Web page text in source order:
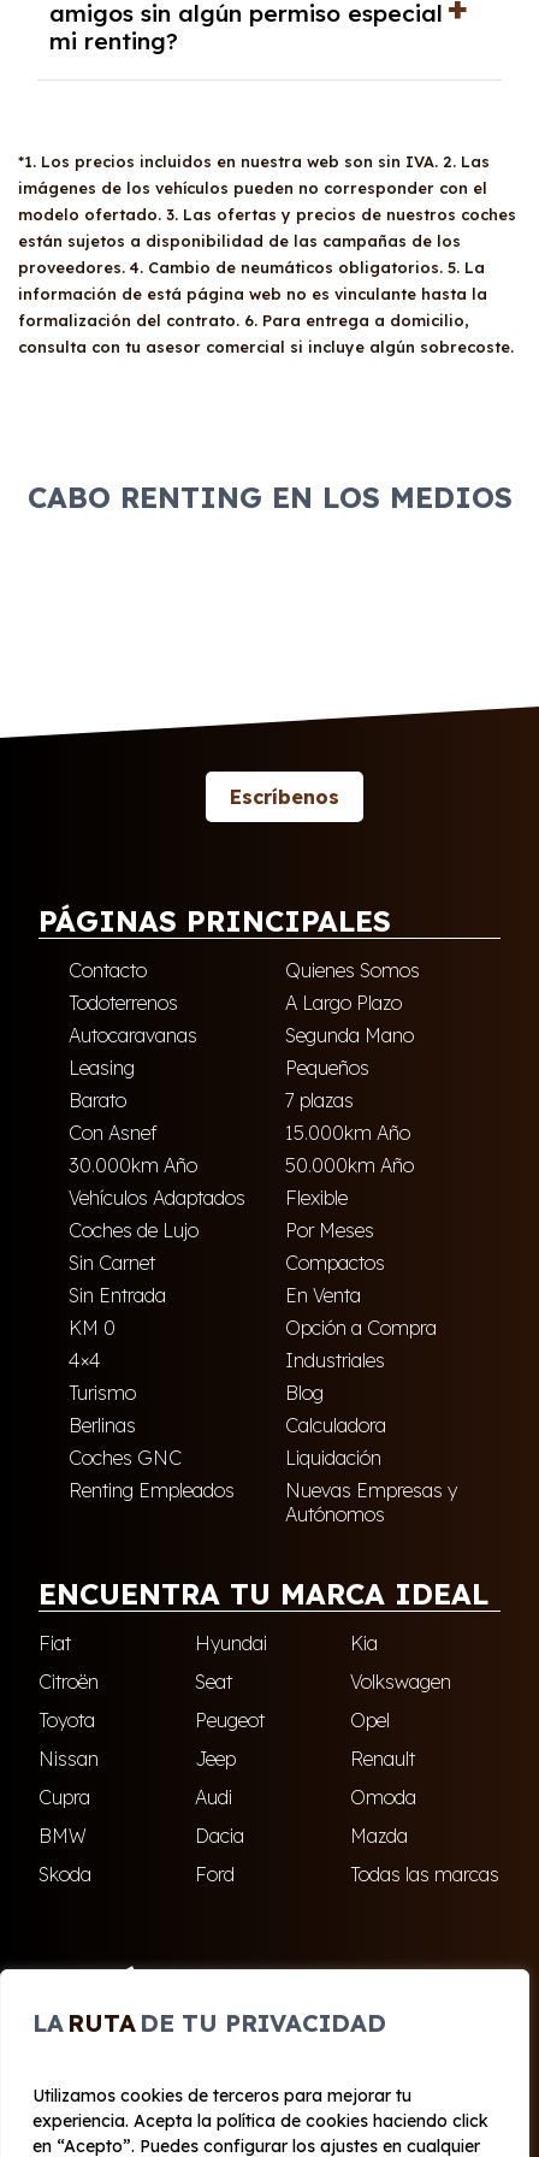
LA RUTA DE TU PRIVACIDAD
Utilizamos cookies de terceros para mejorar tu
experiencia. Acepta la política de cookies haciendo click
en “Acepto”. Puedes configurar los ajustes en cualquier
reembolsará la diferencia correspondiente.
que la empresa tenga al menos un año de
antigüedad o un aval solvente, además de
que el vehículo esté afecto a la actividad
económica de la empresa.
amigos sin algún permiso especial
mi renting?
carné de conducir válido. No hay restricciones
específicas sobre quién puede utilizar el
vehículo, aunque es recomendable revisar las
condiciones del contrato para evitar
sorpresas.
*1. Los precios incluidos en nuestra web son sin IVA. 2. Las
imágenes de los vehículos pueden no corresponder con el
modelo ofertado. 3. Las ofertas y precios de nuestros coches
están sujetos a disponibilidad de las campañas de los
proveedores. 4. Cambio de neumáticos obligatorios. 5. La
información de está página web no es vinculante hasta la
formalización del contrato. 6. Para entrega a domicilio,
consulta con tu asesor comercial si incluye algún sobrecoste.
CABO RENTING EN LOS MEDIOS
Escríbenos
PÁGINAS PRINCIPALES
Contacto
Quienes Somos
Todoterrenos
A Largo Plazo
Autocaravanas
Segunda Mano
Leasing
Pequeños
Barato
7 plazas
Con Asnef
15.000km Año
30.000km Año
50.000km Año
Vehículos Adaptados
Flexible
Coches de Lujo
Por Meses
Sin Carnet
Compactos
Sin Entrada
En Venta
KM 0
Opción a Compra
4×4
Industriales
Turismo
Blog
Berlinas
Calculadora
Coches GNC
Liquidación
Renting Empleados
Nuevas Empresas y
Autónomos
ENCUENTRA TU MARCA IDEAL
Fiat Hyundai
Kia
Citroën
Seat
Volkswagen
Toyota
Peugeot
Opel
Nissan
Jeep
Renault
Cupra
Audi
Omoda
BMW
Dacia
Mazda
Skoda
Ford Todas las marcas
El Ejido Roquetas de Mar
© 2020 - 2026 Cabo Renting